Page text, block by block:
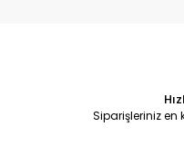
Siparişleriniz en